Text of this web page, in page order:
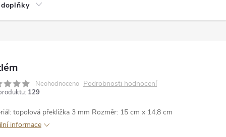
Neohodnoceno Podrobnosti hodnocení
129
topolová překližka 3 mm Rozměr: 15 cm x 14,8 cm
informace